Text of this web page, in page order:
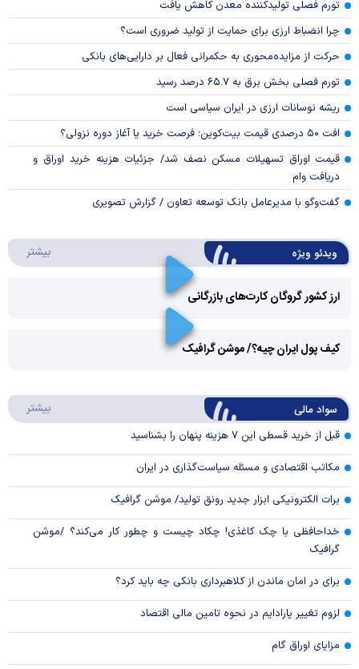
تورم فصلی تولیدکننده معدن کاهش یافت
چرا انضباط ارزی برای حمایت از تولید ضروری است؟
حرکت از مزایده‌محوری به حکمرانی فعال بر دارایی‌های بانکی
تورم فصلی بخش برق به ۶۵.۷ درصد رسید
ریشه نوسانات ارزی در ایران سیاسی است
افت ۵۰ درصدی قیمت بیت‌کوین؛ فرصت خرید یا آغاز دوره نزولی؟
قیمت اوراق تسهیلات مسکن نصف شد/ جزئیات هزینه خرید اوراق و
دریافت وام
گفت‌وگو با مدیرعامل بانک توسعه تعاون / گزارش تصویری
ویدئو ویژه بیشتر
ارز کشور گروگان کارت‌های بازرگانی
Video
کیف پول ایران چیه؟/ موشن گرافیک
سواد مالی بیشتر
قبل از خرید قسطی این ۷ هزینه پنهان را بشناسید
مکاتب اقتصادی و مسئله سیاست‌گذاری در ایران
برات الکترونیکی ابزار جدید رونق تولید/ موشن گرافیک
خداحافظی با چک کاغذی! چکاد چیست و چطور کار می‌کند؟ /موشن
گرافیک
برای در امان ماندن از کلاهبرداری بانکی چه باید کرد؟
لزوم تغییر پارادایم در نحوه تامین مالی اقتصاد
مزایای اوراق گام